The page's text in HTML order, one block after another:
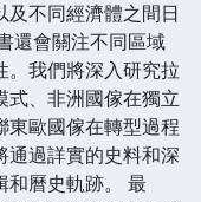
及不同經濟體之間日
還會關注不同區域
。我們將深入研究拉
式、非洲國傢在獨立
東歐國傢在轉型過程
通過詳實的史料和深
和曆史軌跡。 最